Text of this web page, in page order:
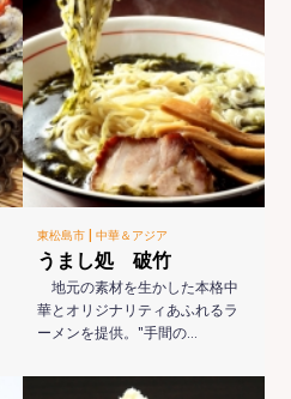
東松島市 | 中華＆アジア
うまし処 破竹
地元の素材を生かした本格中
華とオリジナリティあふれるラ
ーメンを提供。"手間の…